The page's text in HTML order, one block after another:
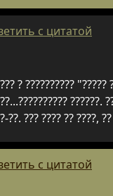
с цитатой
? ?????????? "?????
??????.
??. ??? ???? ?? ????,
с цитатой